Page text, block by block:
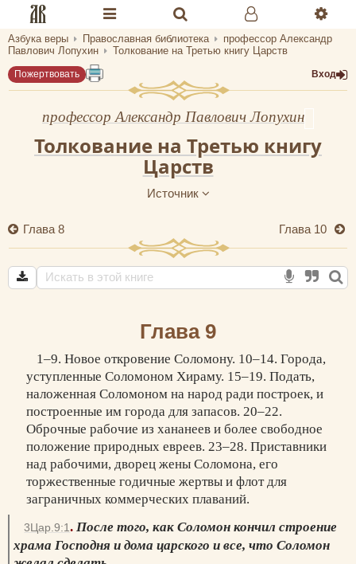
Разделы портала «Азбука веры»
Главная
Библиотеки
Медиа
Проверь себя
Азбука веры Православная библиотека
профессор Александр
Павлович Лопухин
Толкование на Третью книгу Царств
Пожертвовать Вход
профессор Александр Павлович Лопухин
Толкование на Третью книгу
Царств
Источник
Глава 8 Глава 10
Глава 9
1–9. Новое откровение Соломону. 10–14. Города,
уступленные Соломоном Хираму. 15–19. Подать,
наложенная Соломоном на народ ради построек, и
построенные им города для запасов. 20–22.
Оброчные рабочие из хананеев и более свободное
положение природных евреев. 23–28. Приставники
над рабочими, дворец жены Соломона, его
торжественные годичные жертвы и флот для
заграничных коммерческих плаваний.
3Цар.9:1. После того, как Соломон кончил строение
храма Господня и дома царского и все, что Соломон